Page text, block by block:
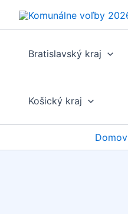
Bratislavský kraj
Košický kraj
Domov